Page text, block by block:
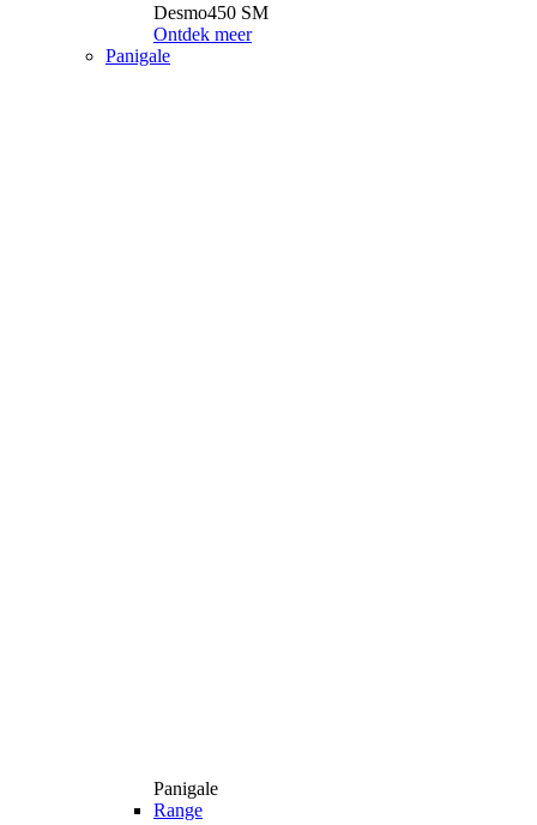
Desmo450 SM
Ontdek meer
Panigale
Panigale
Range